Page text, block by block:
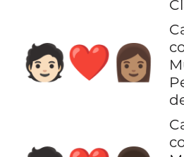
🧑🏻‍❤️‍👩🏽